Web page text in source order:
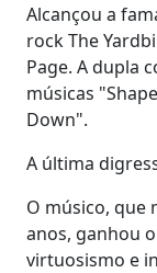
Alcançou a
rock The
Page. A dupla
músicas
Down".
A última
O músico, que
anos, ganhou
virtuosismo e